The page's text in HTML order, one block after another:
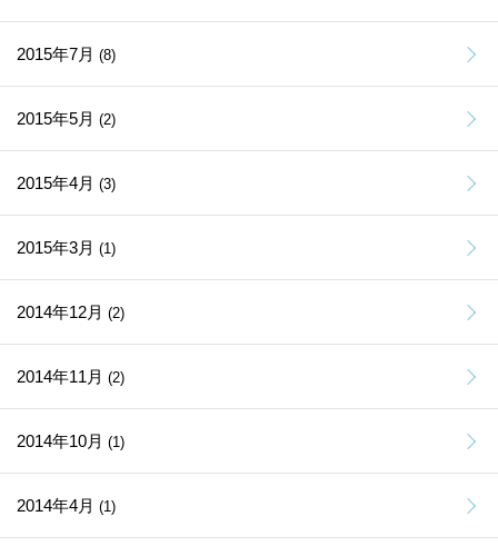
2015年7月 (8)
2015年5月 (2)
2015年4月 (3)
2015年3月 (1)
2014年12月 (2)
2014年11月 (2)
2014年10月 (1)
2014年4月 (1)